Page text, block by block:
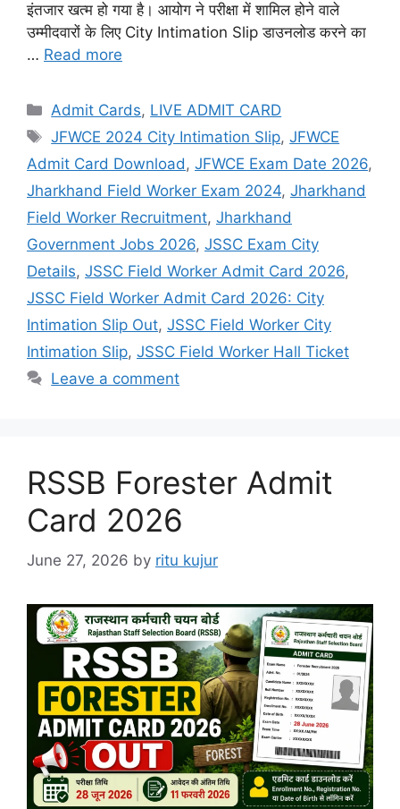
इंतजार खत्म हो गया है। आयोग ने परीक्षा में शामिल होने वाले
उम्मीदवारों के लिए City Intimation Slip डाउनलोड करने का
… Read more
Admit Cards, LIVE ADMIT CARD
JFWCE 2024 City Intimation Slip,JFWCE
Admit Card Download, JFWCE Exam Date 2026,
Jharkhand Field Worker Exam 2024, Jharkhand
Field Worker Recruitment, Jharkhand
Government Jobs 2026, JSSC Exam City
Details, JSSC Field Worker Admit Card 2026,
JSSC Field Worker Admit Card 2026: City
Intimation Slip Out, JSSC Field Worker City
Intimation Slip, JSSC Field Worker Hall Ticket
Leave a comment
RSSB Forester Admit
Card 2026
June 27, 2026 by ritu kujur